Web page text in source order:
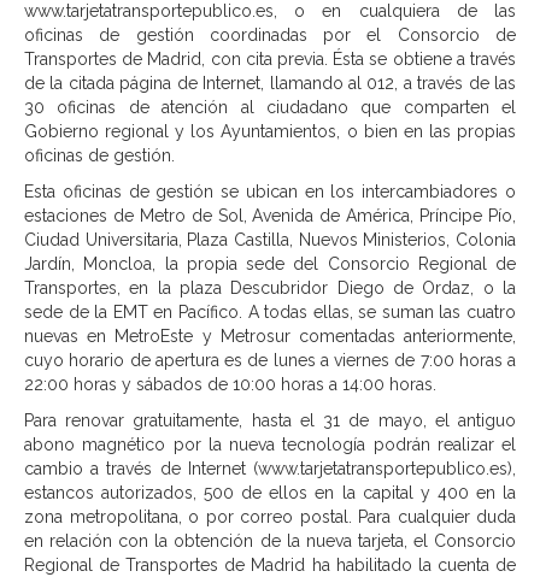
www.tarjetatransportepublico.es, o en cualquiera de las
oficinas de gestión coordinadas por el Consorcio de
Transportes de Madrid, con cita previa. Ésta se obtiene a través
de la citada página de Internet, llamando al 012, a través de las
30 oficinas de atención al ciudadano que comparten el
Gobierno regional y los Ayuntamientos, o bien en las propias
oficinas de gestión.
Esta oficinas de gestión se ubican en los intercambiadores o
estaciones de Metro de Sol, Avenida de América, Príncipe Pío,
Ciudad Universitaria, Plaza Castilla, Nuevos Ministerios, Colonia
Jardín, Moncloa, la propia sede del Consorcio Regional de
Transportes, en la plaza Descubridor Diego de Ordaz, o la
sede de la EMT en Pacífico. A todas ellas, se suman las cuatro
nuevas en MetroEste y Metrosur comentadas anteriormente,
cuyo horario de apertura es de lunes a viernes de 7:00 horas a
22:00 horas y sábados de 10:00 horas a 14:00 horas.
Para renovar gratuitamente, hasta el 31 de mayo, el antiguo
abono magnético por la nueva tecnología podrán realizar el
cambio a través de Internet (www.tarjetatransportepublico.es),
estancos autorizados, 500 de ellos en la capital y 400 en la
zona metropolitana, o por correo postal. Para cualquier duda
en relación con la obtención de la nueva tarjeta, el Consorcio
Regional de Transportes de Madrid ha habilitado la cuenta de